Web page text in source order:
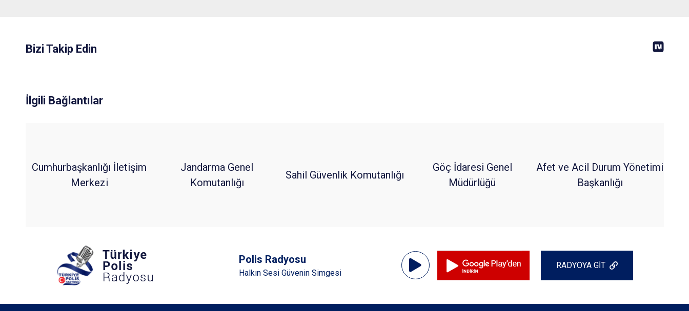
Bizi Takip Edin
İlgili Bağlantılar
Cumhurbaşkanlığı İletişim
Merkezi
Jandarma Genel
Komutanlığı
Sahil Güvenlik Komutanlığı
Göç İdaresi Genel
Müdürlüğü
Afet ve Acil Durum Yönetimi
Başkanlığı
Polis Radyosu
Halkın Sesi Güvenin Simgesi
Ses
Oynatıcı
RADYOYA GİT